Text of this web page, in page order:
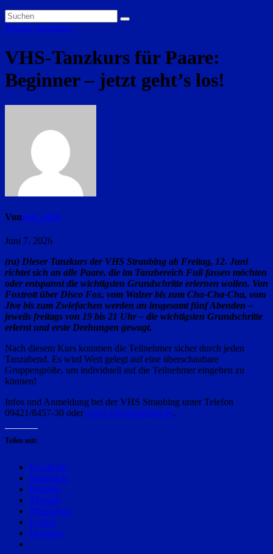
Region Straubing
VHS-Tanzkurs für Paare:
Beginner – jetzt geht’s los!
Vonred_ra24
Juni 7, 2026
(ra) Dieser Tanzkurs der VHS Straubing ab Freitag, 12. Juni
richtet sich an alle Paare, die im Tanzbereich Fuß fassen möchten
oder entspannt die wichtigsten Grundschritte erlernen wollen. Von
Foxtrott über Disco Fox, vom Walzer bis zum Cha-Cha-Cha, vom
Jive bis zum Zwiefachen werden an insgesamt fünf Abenden –
jeweils freitags von 19 bis 21 Uhr – die wichtigsten Grundschritte
erlernt und erste Drehungen gewagt.
Nach diesem Kurs kommen die Teilnehmer sicher durch jeden
Tanzabend. Es wird Wert gelegt auf eine überschaubare
Gruppengröße, um individuell auf die Teilnehmer eingehen zu
können!
Infos und Anmeldung bei der VHS Straubing unter Telefon
09421/8457-30 oderwww.vhs-straubing.de.
Teilen mit:
Facebook
Mastodon
Bluesky
Threads
WhatsApp
E-Mail
Drucken